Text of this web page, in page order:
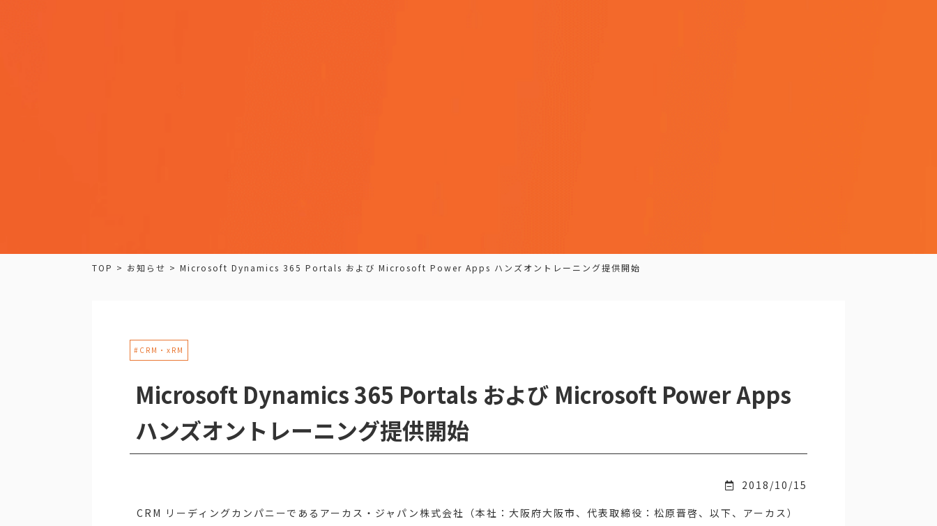
TOP > お知らせ > Microsoft Dynamics 365 Portals および Microsoft Power Apps ハンズオントレーニング提供開始
#CRM・xRM
Microsoft Dynamics 365 Portals および Microsoft Power Apps
ハンズオントレーニング提供開始
2018/10/15
CRM リーディングカンパニーであるアーカス・ジャパン株式会社（本社：大阪府大阪市、代表取締役：松原晋啓、以下、アーカス）